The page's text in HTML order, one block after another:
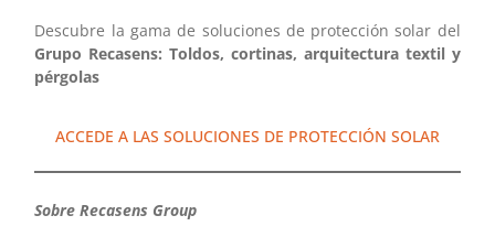
Descubre la gama de soluciones de protección solar del
Grupo Recasens: Toldos, cortinas, arquitectura textil y
pérgolas
ACCEDE A LAS SOLUCIONES DE PROTECCIÓN SOLAR
Sobre Recasens Group